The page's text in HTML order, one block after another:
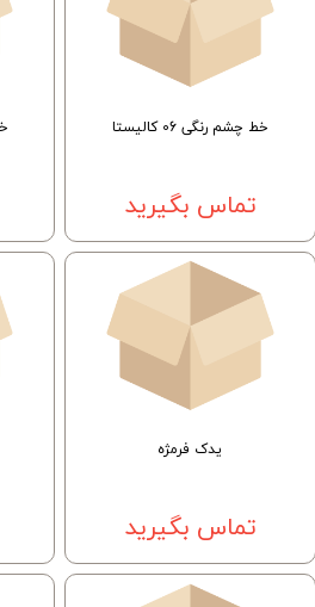
خط چشم رنگی 06 کالیستا
تماس بگیرید
یدک فرمژه
تماس بگیرید